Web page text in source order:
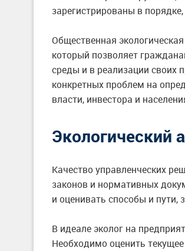
зарегистрированы в
Общественная
который позволяет
среды и в реализации своих
конкретных проблем на
власти, инвестора и
Экологический
Качество управленческих
законов и нормативных
и оценивать способы и пути,
В идеале эколог на
Необходимо оценить